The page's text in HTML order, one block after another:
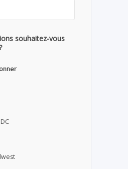
souhaitez-vous